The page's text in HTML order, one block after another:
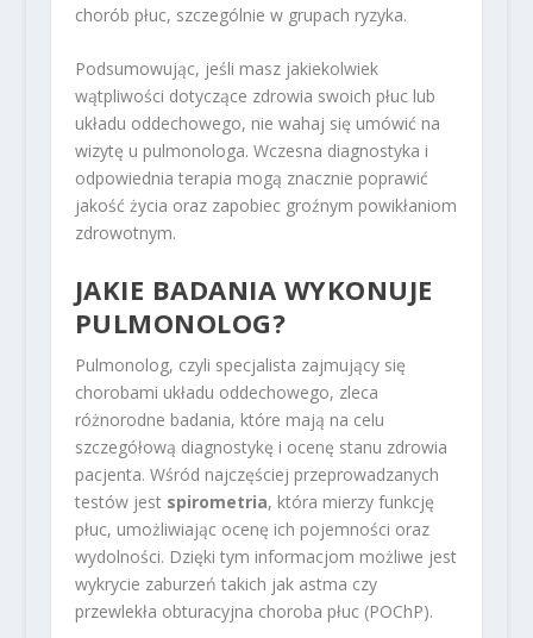
chorób płuc, szczególnie w grupach ryzyka.
Podsumowując, jeśli masz jakiekolwiek
wątpliwości dotyczące zdrowia swoich płuc lub
układu oddechowego, nie wahaj się umówić na
wizytę u pulmonologa. Wczesna diagnostyka i
odpowiednia terapia mogą znacznie poprawić
jakość życia oraz zapobiec groźnym powikłaniom
zdrowotnym.
JAKIE BADANIA WYKONUJE
PULMONOLOG?
Pulmonolog, czyli specjalista zajmujący się
chorobami układu oddechowego, zleca
różnorodne badania, które mają na celu
szczegółową diagnostykę i ocenę stanu zdrowia
pacjenta. Wśród najczęściej przeprowadzanych
testów jest spirometria, która mierzy funkcję
płuc, umożliwiając ocenę ich pojemności oraz
wydolności. Dzięki tym informacjom możliwe jest
wykrycie zaburzeń takich jak astma czy
przewlekła obturacyjna choroba płuc (POChP).